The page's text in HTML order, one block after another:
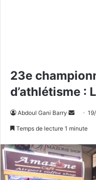
23e
d’athlétisme :
Abdoul Gani Barry
y
e
Temps de lecture 1 minute